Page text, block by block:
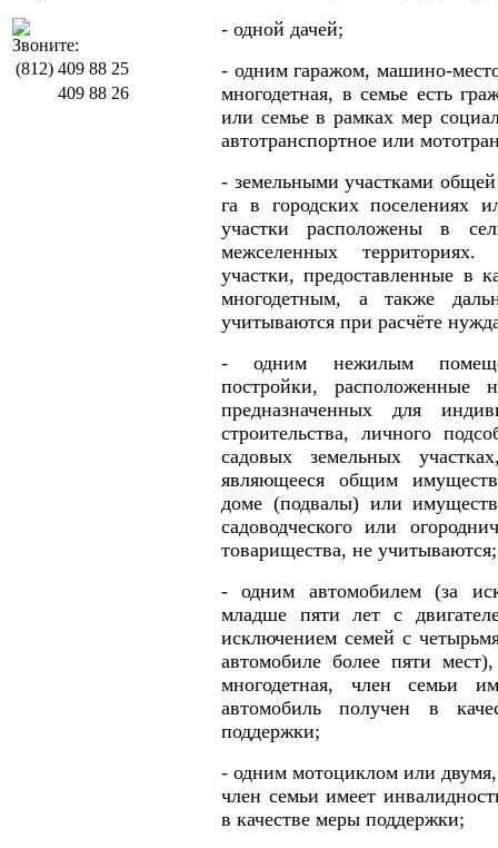
Звоните:
(812) 409 88 25
409 88 26
- одной дачей;
- одним гаражом, машино-
многодетная, в семье есть
или семье в рамках мер
автотранспортное или
- земельными участками
га в городских поселениях
участки расположены в
межселенных
участки, предоставленные в
многодетным, а также
учитываются при расчёте
- одним нежилым
постройки, расположенные
предназначенных для
строительства, личного
садовых земельных
являющееся общим
доме (подвалы) или
садоводческого или
товарищества, не учитываются;
- одним автомобилем (за
младше пяти лет с
исключением семей с
автомобиле более пяти
многодетная, член семьи
автомобиль получен в
поддержки;
- одним мотоциклом или двумя,
член семьи имеет
в качестве меры поддержки;